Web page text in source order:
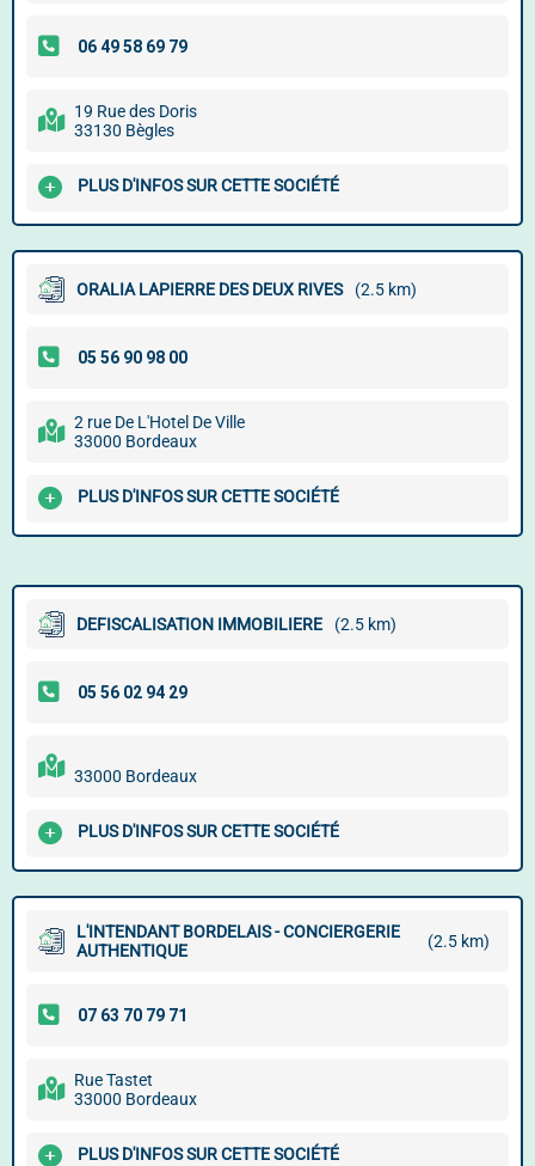
19 Rue des Doris
33130 Bègles
PLUS D'INFOS SUR CETTE SOCIÉTÉ
ORALIA LAPIERRE DES DEUX RIVES (2.5 km)
2 rue De L'Hotel De Ville
33000 Bordeaux
PLUS D'INFOS SUR CETTE SOCIÉTÉ
DEFISCALISATION IMMOBILIERE (2.5 km)
33000 Bordeaux
PLUS D'INFOS SUR CETTE SOCIÉTÉ
L'INTENDANT BORDELAIS - CONCIERGERIE
AUTHENTIQUE
(2.5 km)
Rue Tastet
33000 Bordeaux
PLUS D'INFOS SUR CETTE SOCIÉTÉ